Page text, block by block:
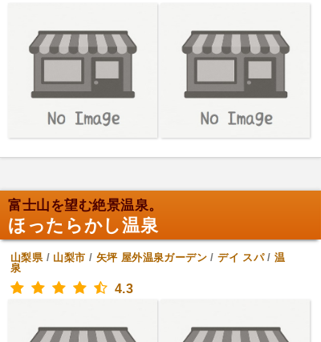
富士山を望む絶景温泉。
ほったらかし温泉
山梨県/ 山梨市 / 矢坪 屋外温泉ガーデン/デイ スパ/温
泉
4.3